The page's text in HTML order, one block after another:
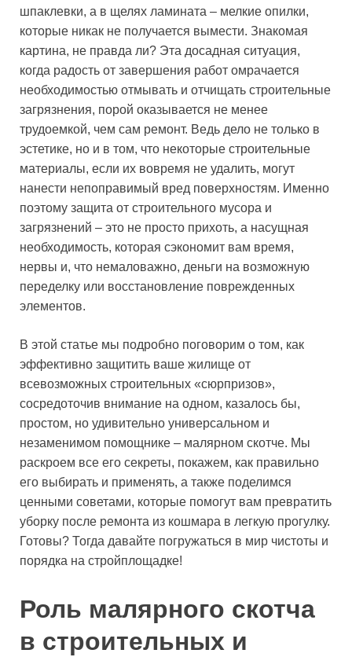
шпаклевки, а в щелях ламината – мелкие опилки,
которые никак не получается вымести. Знакомая
картина, не правда ли? Эта досадная ситуация,
когда радость от завершения работ омрачается
необходимостью отмывать и отчищать строительные
загрязнения, порой оказывается не менее
трудоемкой, чем сам ремонт. Ведь дело не только в
эстетике, но и в том, что некоторые строительные
материалы, если их вовремя не удалить, могут
нанести непоправимый вред поверхностям. Именно
поэтому защита от строительного мусора и
загрязнений – это не просто прихоть, а насущная
необходимость, которая сэкономит вам время,
нервы и, что немаловажно, деньги на возможную
переделку или восстановление поврежденных
элементов.
В этой статье мы подробно поговорим о том, как
эффективно защитить ваше жилище от
всевозможных строительных «сюрпризов»,
сосредоточив внимание на одном, казалось бы,
простом, но удивительно универсальном и
незаменимом помощнике – малярном скотче. Мы
раскроем все его секреты, покажем, как правильно
его выбирать и применять, а также поделимся
ценными советами, которые помогут вам превратить
уборку после ремонта из кошмара в легкую прогулку.
Готовы? Тогда давайте погружаться в мир чистоты и
порядка на стройплощадке!
Роль малярного скотча
в строительных и